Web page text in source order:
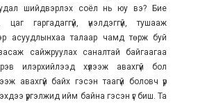
шийдвэрлэх соёл нь юу вэ? Бие
цаг гаргадаггүй, үнэлдэггүй, тушааж
асуудлынхаа талаар чамд төрж буй
сайжруулах саналтай байгаагаа
илэрхийлээд хүлээж авахгүй бол
авахгүй байх гэсэн таагүй боловч үр
үргэлжид ийм байна гэсэн үг биш. Та